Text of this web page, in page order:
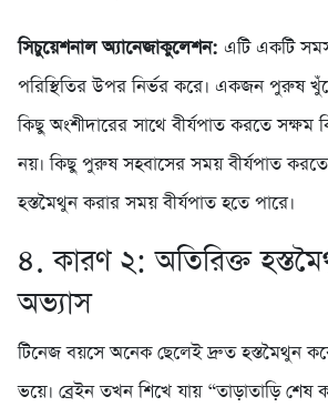
সিচুয়েশনাল অ্যানেজাকুলেশন: এটি একটি
পরিস্থিতির উপর নির্ভর করে। একজন পুরুষ
কিছু অংশীদারের সাথে বীর্যপাত করতে সক্ষম
নয়। কিছু পুরুষ সহবাসের সময় বীর্যপাত করতে
হস্তমৈথুন করার সময় বীর্যপাত হতে পারে।
৪. কারণ ২: অতিরিক্ত
অভ্যাস
টিনেজ বয়সে অনেক ছেলেই দ্রুত হস্তমৈথুন
ভয়ে। ব্রেইন তখন শিখে যায় “তাড়াতাড়ি